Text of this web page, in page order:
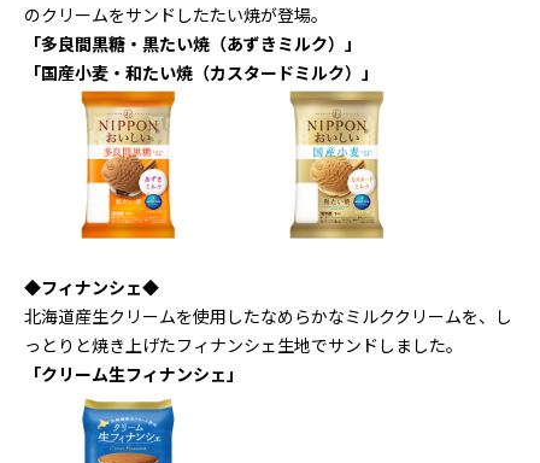
のクリームをサンドしたたい焼が登場。
「多良間黒糖・黒たい焼（あずきミルク）」
「国産小麦・和たい焼（カスタードミルク）」
◆フィナンシェ◆
北海道産生クリームを使用したなめらかなミルククリームを、し
っとりと焼き上げたフィナンシェ生地でサンドしました。
「クリーム生フィナンシェ」